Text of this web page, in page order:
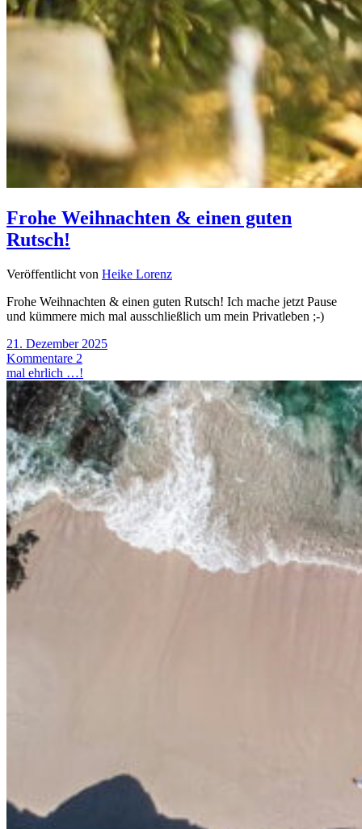
Frohe Weihnachten & einen guten
Rutsch!
Veröffentlicht von Heike Lorenz
Frohe Weihnachten & einen guten Rutsch! Ich mache jetzt Pause
und kümmere mich mal ausschließlich um mein Privatleben ;-)
21. Dezember 2025
Kommentare 2
mal ehrlich …!